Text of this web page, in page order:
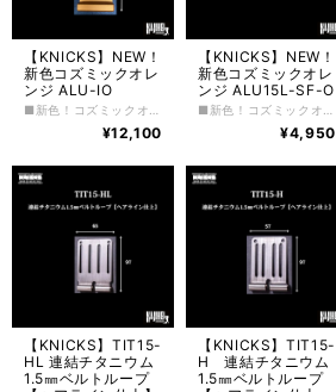
【KNICKS】NEW！
新色コズミックオレ
ンジ ALU-IO
¥12,100
【KNICKS】NEW！
新色コズミックオレ
ンジ ALU15L-SF-O
¥4,950
【KNICKS】TIT15-
HL 連結チタニウム
1.5㎜ベルトループ
【KNICKS】TIT15-
H 連結チタニウム
1.5㎜ベルトループ